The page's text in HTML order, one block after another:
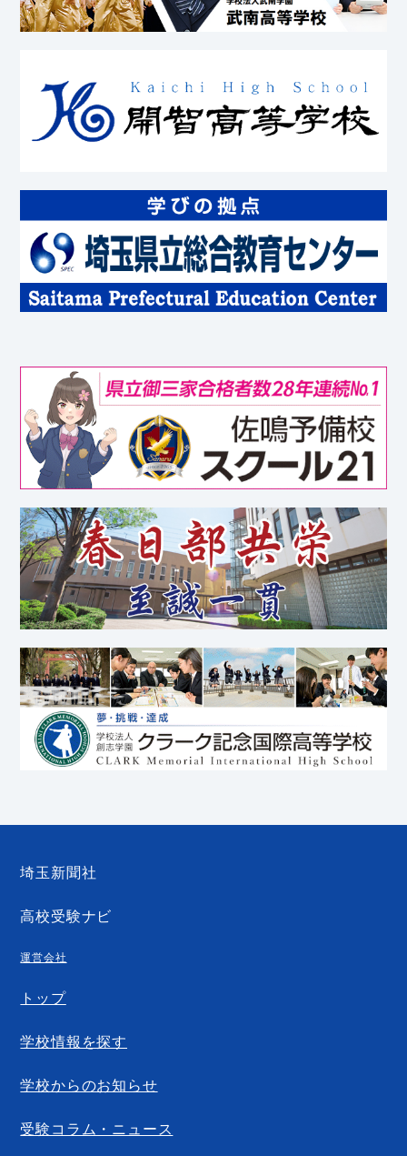
埼玉新聞社
高校受験ナビ
運営会社
トップ
学校情報を探す
学校からのお知らせ
受験コラム・ニュース